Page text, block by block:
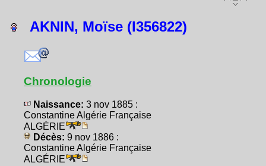
AKNIN, Moïse (I356822)
Chronologie
Naissance: 3 nov 1885 :
Constantine Algérie Française
ALGÉRIE
Décès: 9 nov 1886 :
Constantine Algérie Française
ALGÉRIE